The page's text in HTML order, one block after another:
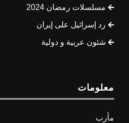
مسلسلات رمضان 2024
رد إسرائيل على إيران
شئون عربية و دولية
معلومات
مأرب